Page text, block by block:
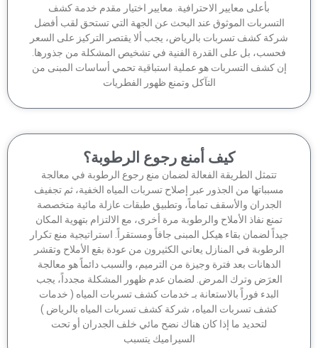
بأعلى معايير الاحترافية. معايير اختيار مقدم خدمة كشف
الموثوق عند البحث عن الجهة التي تستحق لقب أفضل
كشف تسربات بالرياض، يجب ألا يقتصر التركيز على السعر
بل على القدرة الفنية في تشخيص المشكلة من جذورها.
كشف التسربات هو عملية استباقية تحمي أساسات المبنى من
التآكل وتمنع ظهور الفطريات
كيف أمنع رجوع الرطوبة؟
تتمثل الطريقة الفعالة لضمان منع رجوع الرطوبة في معالجة
من الجذور عبر إصلاح تسربات المياه الخفية، ثم تجفيف
الجدران والأسقف تماماً، وتطبيق طبقات عازلة مائية متخصصة
تمنع نفاذ الأملاح والرطوبة مرة أخرى، مع الالتزام بتهوية المكان
لضمان بقاء هيكل المبنى جافاً ومستقراً. استراتيجية منع تكرار
في المنازل يعاني الكثيرون من عودة بقع الأملاح وتقشر
الدهانات بعد فترة وجيزة من الترميم، والسبب دائماً هو معالجة
العرَض وترك المرض. لضمان عدم ظهور المشكلة مجدداً، يجب
البدء فوراً بالاستعانة بـ خدمات كشف تسربات المياه ( خدمات
كشف تسربات المياه، شركة كشف تسربات المياه بالرياض )
لتحديد ما إذا كان هناك نضح مائي خلف الجدران أو تحت
السيراميك يتسبب